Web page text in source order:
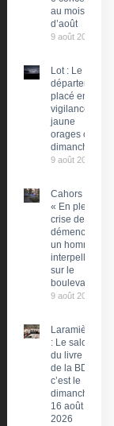
au mois
d’août
9 août 2026
Lot : Le
département
placé en
vigilance
jaune
orages ce
dimanche
9 août 2026
Cahors :
« En pleine
crise de
démence »,
un homme
interpellé
sur le
boulevard
9 août 2026
Laramière
: Le salon
du livre et
de la BD,
c’est le
dimanche
16 août
2026